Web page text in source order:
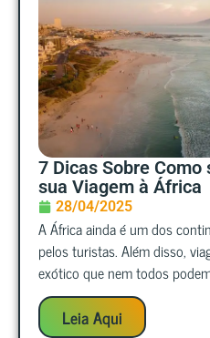
7 Dicas Sobre Como
sua Viagem à África
28/04/2025
A África ainda é um dos
pelos turistas. Além disso,
exótico que nem todos
Leia Aqui